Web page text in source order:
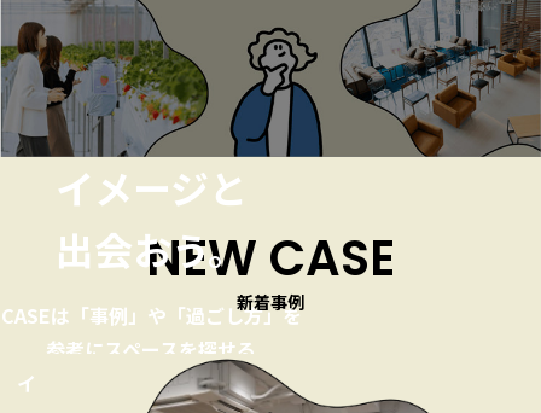
イメージと
出会おう。
CASEは「事例」や「過ごし方」を
参考にスペースを探せる
イベントスペース・貸し会議室
NEW CASE
新着事例